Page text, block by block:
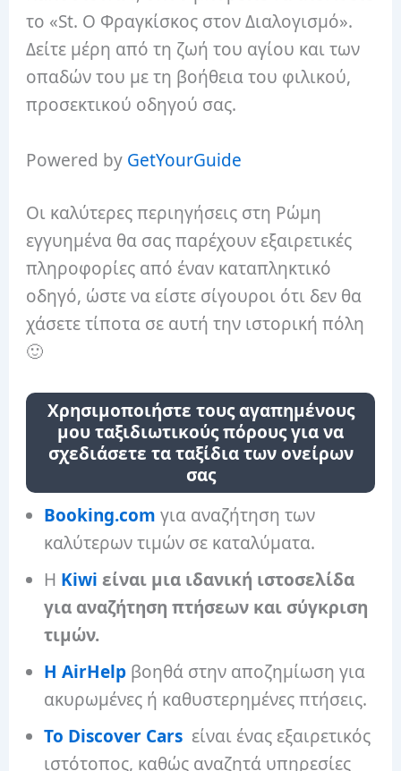
το «St. Ο Φραγκίσκος στον Διαλογισμό».
Δείτε μέρη από τη ζωή του αγίου και των
οπαδών του με τη βοήθεια του φιλικού,
προσεκτικού οδηγού σας.
Powered by GetYourGuide
Οι καλύτερες περιηγήσεις στη Ρώμη
εγγυημένα θα σας παρέχουν εξαιρετικές
πληροφορίες από έναν καταπληκτικό
οδηγό, ώστε να είστε σίγουροι ότι δεν θα
χάσετε τίποτα σε αυτή την ιστορική πόλη
🙂
Χρησιμοποιήστε τους αγαπημένους
μου ταξιδιωτικούς πόρους για να
σχεδιάσετε τα ταξίδια των ονείρων
σας
Booking.com για αναζήτηση των
καλύτερων τιμών σε καταλύματα.
Η Kiwi είναι μια ιδανική ιστοσελίδα
για αναζήτηση πτήσεων και σύγκριση
τιμών.
Η AirHelp βοηθά στην αποζημίωση για
ακυρωμένες ή καθυστερημένες πτήσεις.
Το Discover Cars είναι ένας εξαιρετικός
ιστότοπος, καθώς αναζητά υπηρεσίες